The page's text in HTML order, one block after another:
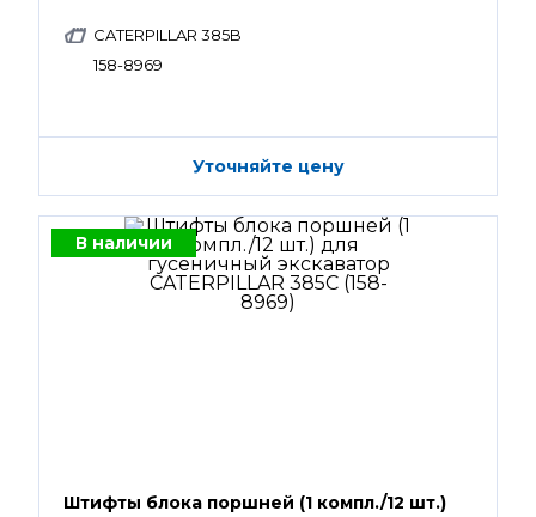
CATERPILLAR 385B
158-8969
Уточняйте цену
В наличии
Штифты блока поршней (1 компл./12 шт.)